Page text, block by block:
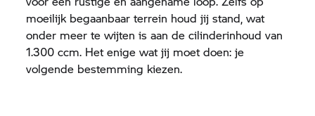
moeilijk begaanbaar terrein houd jij stand, wat
onder meer te wijten is aan de cilinderinhoud van
1.300 ccm. Het enige wat jij moet doen: je
volgende bestemming kiezen.